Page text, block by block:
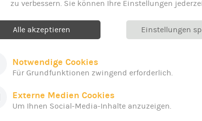
zu verbessern. Sie können Ihre Einstellungen
Alle akzeptieren Einstellungen
Notwendige Cookies
Für Grundfunktionen zwingend erforderlich.
Externe Medien Cookies
Um Ihnen Social-Media-Inhalte anzuzeigen.